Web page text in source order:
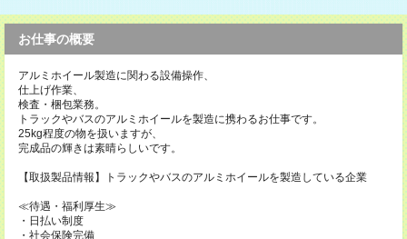
お仕事の概要
アルミホイール製造に関わる設備操作、
仕上げ作業、
検査・梱包業務。
トラックやバスのアルミホイールを製造に携わるお仕事です。
25kg程度の物を扱いますが、
完成品の輝きは素晴らしいです。
【取扱製品情報】トラックやバスのアルミホイールを製造している企業
≪待遇・福利厚生≫
・日払い制度
・社会保険完備